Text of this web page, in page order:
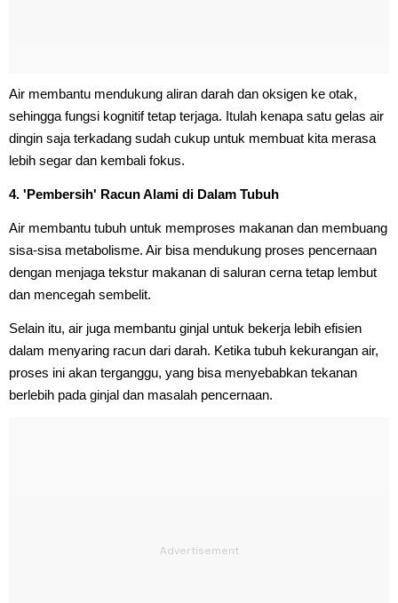
Air membantu mendukung aliran darah dan oksigen ke otak,
sehingga fungsi kognitif tetap terjaga. Itulah kenapa satu gelas air
dingin saja terkadang sudah cukup untuk membuat kita merasa
lebih segar dan kembali fokus.
4. 'Pembersih' Racun Alami di Dalam Tubuh
Air membantu tubuh untuk memproses makanan dan membuang
sisa-sisa metabolisme. Air bisa mendukung proses pencernaan
dengan menjaga tekstur makanan di saluran cerna tetap lembut
dan mencegah sembelit.
Selain itu, air juga membantu ginjal untuk bekerja lebih efisien
dalam menyaring racun dari darah. Ketika tubuh kekurangan air,
proses ini akan terganggu, yang bisa menyebabkan tekanan
berlebih pada ginjal dan masalah pencernaan.